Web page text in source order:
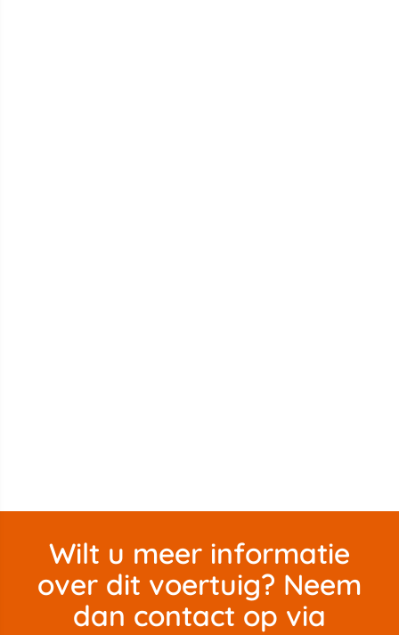
Wilt u meer informatie
over dit voertuig? Neem
dan contact op via